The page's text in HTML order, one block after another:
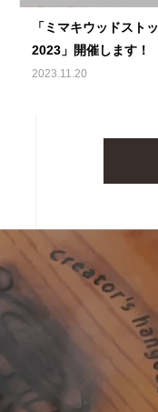
「ミマキウッドスト
2023」開催します！
2023.11.20